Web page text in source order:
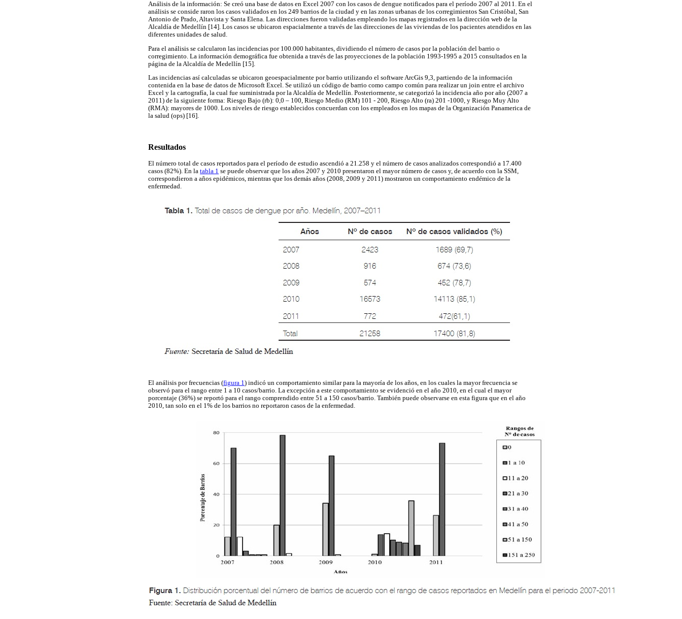
Análisis de la información: Se creó una base de datos en Excel 2007 con los casos de dengue notificados para el período 2007 al 2011. En el
análisis se conside raron los casos validados en los 249 barrios de la ciudad y en las zonas urbanas de los corregimientos San Cristóbal, San
Antonio de Prado, Altavista y Santa Elena. Las direcciones fueron validadas empleando los mapas registrados en la dirección web de la
Alcaldía de Medellín [14]. Los casos se ubicaron espacialmente a través de las direcciones de las viviendas de los pacientes atendidos en las
diferentes unidades de salud.
Para el análisis se calcularon las incidencias por 100.000 habitantes, dividiendo el número de casos por la población del barrio o
corregimiento. La información demográfica fue obtenida a través de las proyecciones de la población 1993-1995 a 2015 consultados en la
página de la Alcaldía de Medellín [15].
Las incidencias así calculadas se ubicaron geoespacialmente por barrio utilizando el software ArcGis 9,3, partiendo de la información
contenida en la base de datos de Microsoft Excel. Se utilizó un código de barrio como campo común para realizar un join entre el archivo
Excel y la cartografía, la cual fue suministrada por la Alcaldía de Medellín. Posteriormente, se categorizó la incidencia año por año (2007 a
2011) de la siguiente forma: Riesgo Bajo (rb): 0,0 – 100, Riesgo Medio (RM) 101 - 200, Riesgo Alto (ra) 201 -1000, y Riesgo Muy Alto
(RMA): mayores de 1000. Los niveles de riesgo establecidos concuerdan con los empleados en los mapas de la Organización Panamerica de
la salud (ops) [16].
Resultados
El número total de casos reportados para el período de estudio ascendió a 21.258 y el número de casos analizados correspondió a 17.400
casos (82%). En la tabla 1 se puede observar que los años 2007 y 2010 presentaron el mayor número de casos y, de acuerdo con la SSM,
correspondieron a años epidémicos, mientras que los demás años (2008, 2009 y 2011) mostraron un comportamiento endémico de la
enfermedad.
El análisis por frecuencias (figura 1) indicó un comportamiento similar para la mayoría de los años, en los cuales la mayor frecuencia se
observó para el rango entre 1 a 10 casos/barrio. La excepción a este comportamiento se evidenció en el año 2010, en el cual el mayor
porcentaje (36%) se reportó para el rango comprendido entre 51 a 150 casos/barrio. También puede observarse en esta figura que en el año
2010, tan solo en el 1% de los barrios no reportaron casos de la enfermedad.